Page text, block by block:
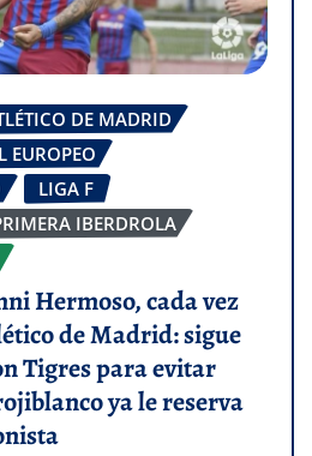
DE MADRID
EUROPEO
LIGA F
IBERDROLA
Hermoso, cada vez
de Madrid: sigue
Tigres para evitar
ya le reserva